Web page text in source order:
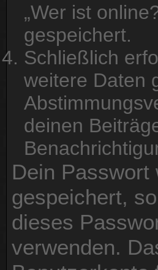
„Wer ist
gespeichert.
Schließlich
weitere Daten
deinen
Dein
gespeichert,
dieses
verwenden.